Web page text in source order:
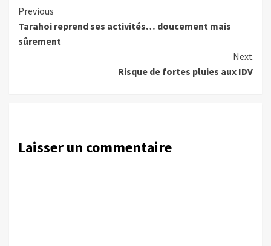
Continue
Reading
Previous
Tarahoi reprend ses activités… doucement mais
sûrement
Next
Risque de fortes pluies aux IDV
Laisser un commentaire